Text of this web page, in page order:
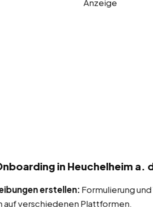
Anzeige
in Heuchelheim a.
erstellen: Formulierung
auf verschiedenen Plattformen.